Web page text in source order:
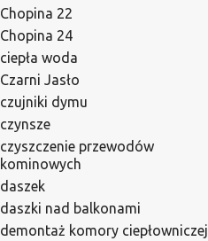
Chopina 22
Chopina 24
ciepła woda
Czarni Jasło
czujniki dymu
czynsze
czyszczenie przewodów
kominowych
daszek
daszki nad balkonami
demontaż komory ciepłowniczej